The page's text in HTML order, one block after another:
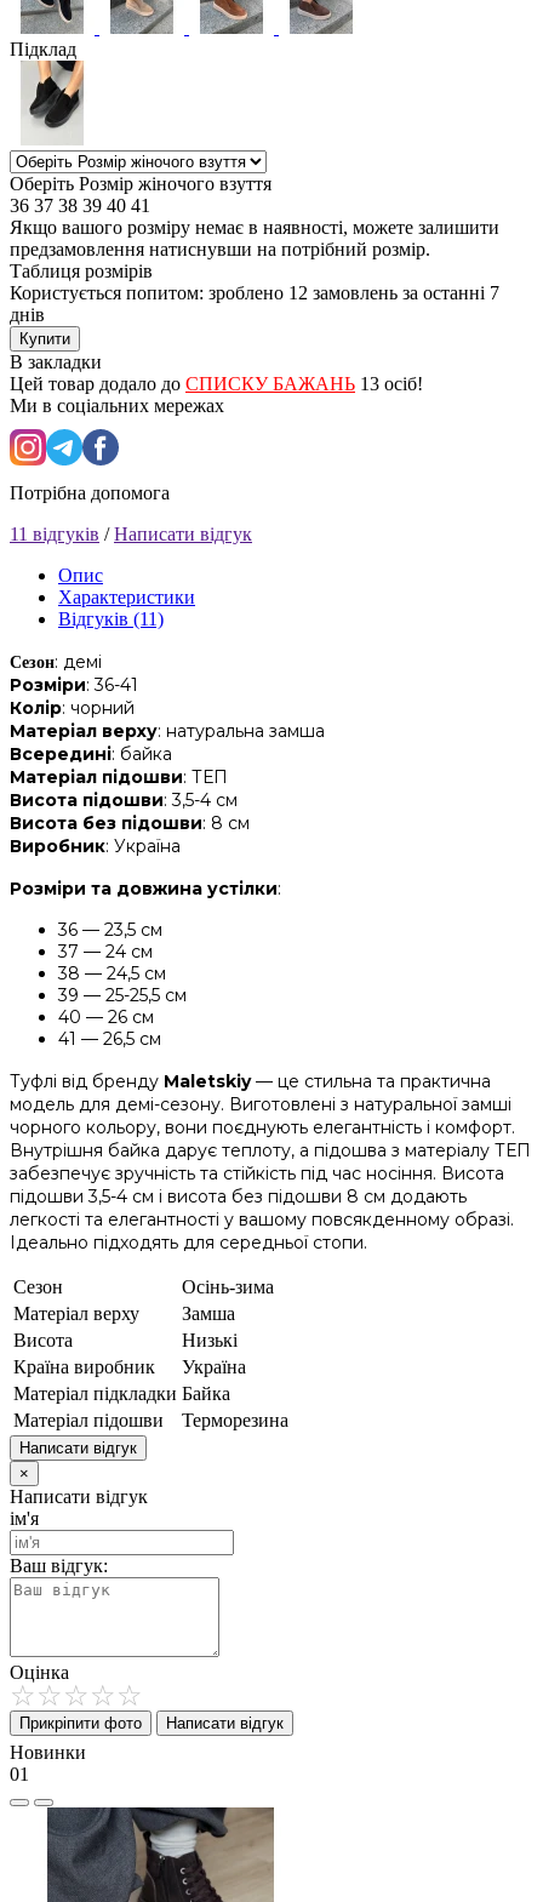
Підклад
Оберіть Розмір жіночого взуття
36 37 38 39 40 41
Якщо вашого розміру немає в наявності, можете залишити
предзамовлення натиснувши на потрібний розмір.
Таблиця розмірів
Користується попитом: зроблено 12 замовлень за останні 7
днів
Купити
В закладки
Цей товар додало до СПИСКУ БАЖАНЬ 13 осіб!
Ми в соціальних мережах
Потрібна допомога
11 відгуків /Написати відгук
Опис
Характеристики
Відгуків (11)
Сезон: демі
Розміри: 36-41
Колір: чорний
Матеріал верху: натуральна замша
Всередині: байка
Матеріал підошви: ТЕП
Висота підошви: 3,5-4 см
Висота без підошви: 8 см
Виробник: Україна
Розміри та довжина устілки:
36 — 23,5 см
37 — 24 см
38 — 24,5 см
39 — 25-25,5 см
40 — 26 см
41 — 26,5 см
Туфлі від бренду Maletskiy— це стильна та практична
модель для демі-сезону. Виготовлені з натуральної замші
чорного кольору, вони поєднують елегантність і комфорт.
Внутрішня байка дарує теплоту, а підошва з матеріалу ТЕП
забезпечує зручність та стійкість під час носіння. Висота
підошви 3,5-4 см і висота без підошви 8 см додають
легкості та елегантності у вашому повсякденному образі.
Ідеально підходять для середньої стопи.
Сезон
Осінь-зима
Матеріал верху
Замша
Висота
Низькі
Країна виробник
Україна
Матеріал підкладки Байка
Матеріал підошви
Терморезина
Написати відгук
×
Написати відгук
ім'я
Ваш відгук:
Оцінка
Прикріпити фото Написати відгук
Новинки
01